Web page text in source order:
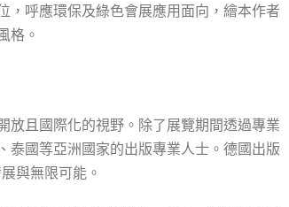
，呼應環保及綠色會展應用面向，繪本作者
格。
放且國際化的視野。除了展覽期間透過專業
泰國等亞洲國家的出版專業人士。德國出版
與無限可能。